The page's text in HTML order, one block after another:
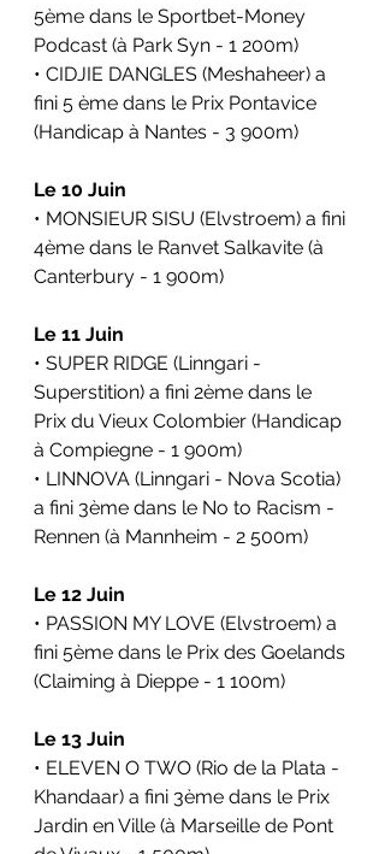
5ème dans le Sportbet-Money
Podcast (à Park Syn - 1 200m)
• CIDJIE DANGLES (Meshaheer) a
fini 5 ème dans le Prix Pontavice
(Handicap à Nantes - 3 900m)
Le 10 Juin
• MONSIEUR SISU (Elvstroem) a fini
4ème dans le Ranvet Salkavite (à
Canterbury - 1 900m)
Le 11 Juin
• SUPER RIDGE (Linngari -
Superstition) a fini 2ème dans le
Prix du Vieux Colombier (Handicap
à Compiegne - 1 900m)
• LINNOVA (Linngari - Nova Scotia)
a fini 3ème dans le No to Racism -
Rennen (à Mannheim - 2 500m)
Le 12 Juin
• PASSION MY LOVE (Elvstroem) a
fini 5ème dans le Prix des Goelands
(Claiming à Dieppe - 1 100m)
Le 13 Juin
• ELEVEN O TWO (Rio de la Plata -
Khandaar) a fini 3ème dans le Prix
Jardin en Ville (à Marseille de Pont